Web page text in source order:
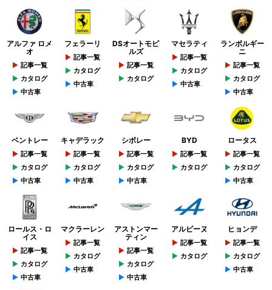
アルファ ロメ
オ
記事一覧
カタログ
中古車
フェラーリ
記事一覧
カタログ
中古車
DSオートモビ
ルズ
記事一覧
カタログ
マセラティ
記事一覧
カタログ
中古車
ランボルギー
ニ
記事一覧
カタログ
中古車
ベントレー
記事一覧
カタログ
中古車
キャデラック
記事一覧
カタログ
中古車
シボレー
記事一覧
カタログ
中古車
BYD
記事一覧
カタログ
ロータス
記事一覧
カタログ
中古車
ロールス・ロ
イス
記事一覧
カタログ
中古車
マクラーレン
記事一覧
カタログ
中古車
アストンマー
ティン
記事一覧
カタログ
中古車
アルピーヌ
記事一覧
カタログ
ヒョンデ
記事一覧
カタログ
中古車